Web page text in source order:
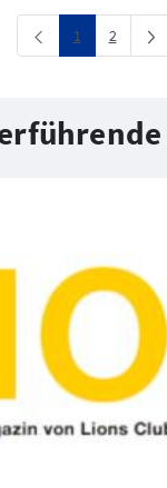
Seite
1 Seite
2